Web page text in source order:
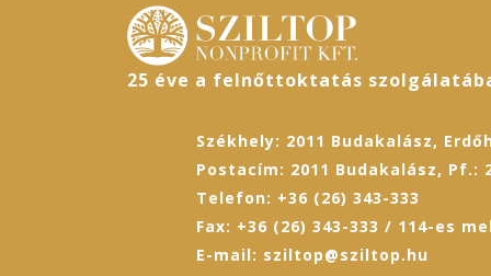
25 éve a felnőttoktatás
Székhely: 2011 Budakalász,
Postacím: 2011 Budakalász, Pf.:
Telefon: +36 (26) 343-333
Fax: +36 (26) 343-333 / 114-es
E-mail: sziltop@sziltop.hu